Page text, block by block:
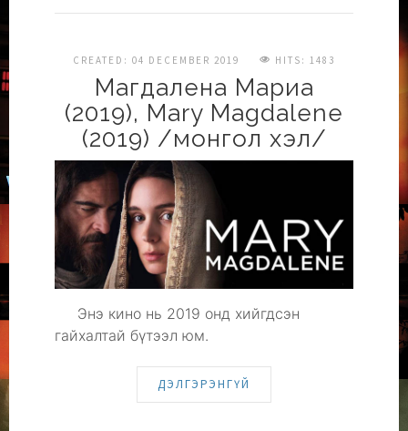
CREATED: 04 DECEMBER 2019 HITS: 1483
Магдалена Мариа
(2019), Mary Magdalene
(2019) /монгол хэл/
Энэ кино нь 2019 онд хийгдсэн
гайхалтай бүтээл юм.
ДЭЛГЭРЭНГҮЙ